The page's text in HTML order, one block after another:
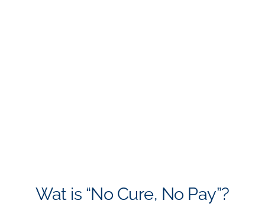
Wat is “No Cure, No Pay”?